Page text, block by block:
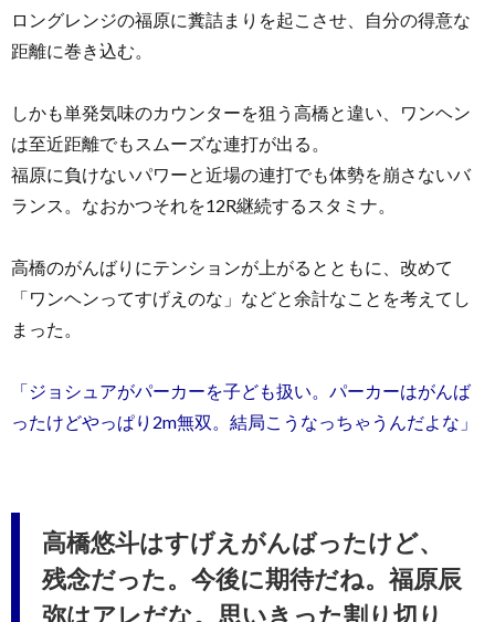
ロングレンジの福原に糞詰まりを起こさせ、自分の得意な
距離に巻き込む。
しかも単発気味のカウンターを狙う高橋と違い、ワンヘン
は至近距離でもスムーズな連打が出る。
福原に負けないパワーと近場の連打でも体勢を崩さないバ
ランス。なおかつそれを12R継続するスタミナ。
高橋のがんばりにテンションが上がるとともに、改めて
「ワンヘンってすげえのな」などと余計なことを考えてし
まった。
「ジョシュアがパーカーを子ども扱い。パーカーはがんば
ったけどやっぱり2m無双。結局こうなっちゃうんだよな」
高橋悠斗はすげえがんばったけど、
残念だった。今後に期待だね。福原辰
弥はアレだな。思いきった割り切り